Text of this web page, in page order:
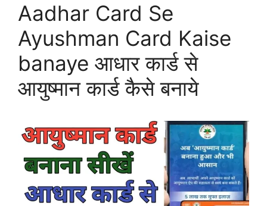
Aadhar Card Se
Ayushman Card Kaise
banaye आधार कार्ड से
आयुष्मान कार्ड कैसे बनाये